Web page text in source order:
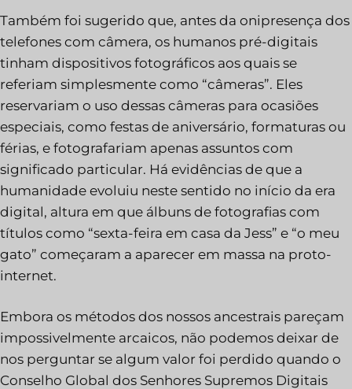
Também foi sugerido que, antes da onipresença dos
telefones com câmera, os humanos pré-digitais
tinham dispositivos fotográficos aos quais se
referiam simplesmente como “câmeras”. Eles
reservariam o uso dessas câmeras para ocasiões
especiais, como festas de aniversário, formaturas ou
férias, e fotografariam apenas assuntos com
significado particular. Há evidências de que a
humanidade evoluiu neste sentido no início da era
digital, altura em que álbuns de fotografias com
títulos como “sexta-feira em casa da Jess” e “o meu
gato” começaram a aparecer em massa na proto-
internet.
Embora os métodos dos nossos ancestrais pareçam
impossivelmente arcaicos, não podemos deixar de
nos perguntar se algum valor foi perdido quando o
Conselho Global dos Senhores Supremos Digitais